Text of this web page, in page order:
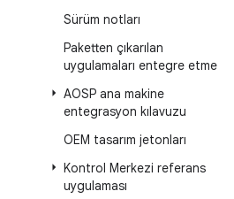
Sürüm notları
Paketten çıkarılan
uygulamaları entegre etme
AOSP ana makine
entegrasyon kılavuzu
OEM tasarım jetonları
Kontrol Merkezi referans
uygulaması